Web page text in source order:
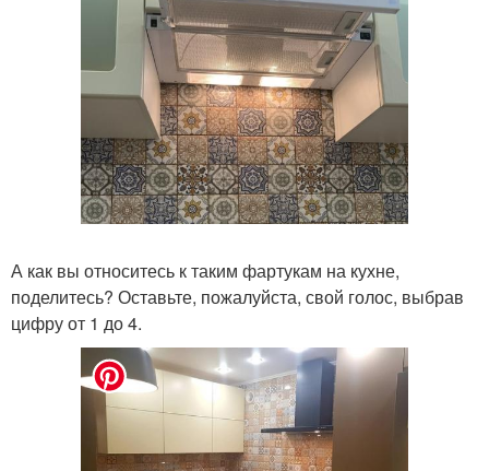
А как вы относитесь к таким фартукам на кухне,
поделитесь? Оставьте, пожалуйста, свой голос, выбрав
цифру от 1 до 4.